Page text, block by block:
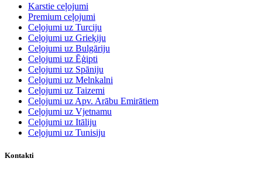
Karstie ceļojumi
Premium ceļojumi
Ceļojumi uz Turciju
Ceļojumi uz Grieķiju
Ceļojumi uz Bulgāriju
Ceļojumi uz Ēģipti
Ceļojumi uz Spāniju
Ceļojumi uz Melnkalni
Ceļojumi uz Taizemi
Ceļojumi uz Apv. Arābu Emirātiem
Ceļojumi uz Vjetnamu
Ceļojumi uz Itāliju
Ceļojumi uz Tunisiju
Kontakti